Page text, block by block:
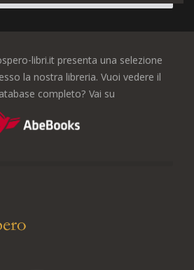
libri.it presenta una selezione
la nostra libreria. Vuoi vedere il
completo? Vai su